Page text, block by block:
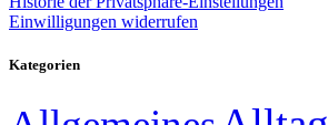
Einwilligungen widerrufen
Kategorien